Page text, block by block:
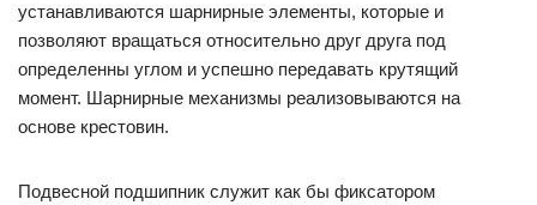
устанавливаются шарнирные элементы, которые и
позволяют вращаться относительно друг друга под
определенны углом и успешно передавать крутящий
момент. Шарнирные механизмы реализовываются на
основе крестовин.
Подвесной подшипник служит как бы фиксатором